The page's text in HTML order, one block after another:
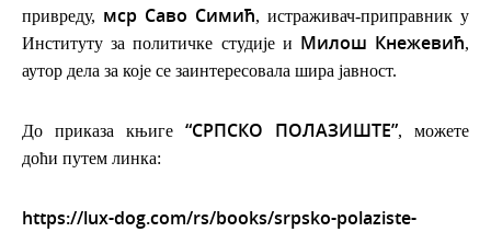
привреду, мср Саво Симић, истраживач-приправник у
Институту за политичке студије и Милош Кнежевић,
аутор дела за које се заинтересовала шира јавност.
До приказа књиге “СРПСКО ПОЛАЗИШТЕ”, можете
доћи путем линка:
https://lux-dog.com/rs/books/srpsko-polaziste-